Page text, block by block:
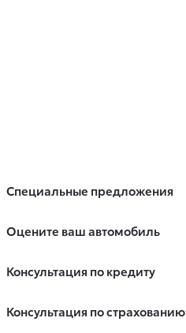
Специальные предложения
Оцените ваш автомобиль
Консультация по кредиту
Консультация по страхованию